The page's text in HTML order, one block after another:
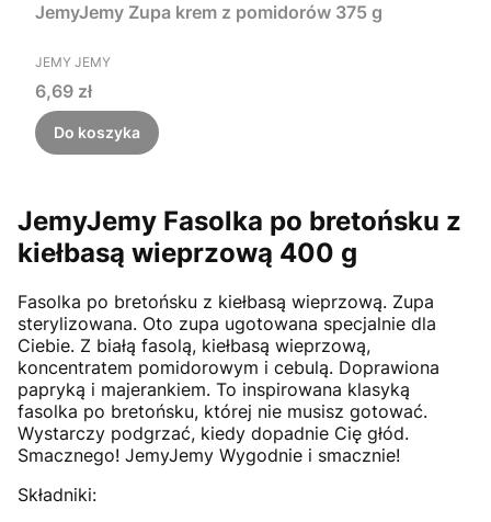
JemyJemy Zupa krem z pomidorów 375 g
PRODUCENT
JEMY JEMY
Cena
6,69 zł
Do koszyka
JemyJemy Fasolka po bretońsku z
kiełbasą wieprzową 400 g
Fasolka po bretońsku z kiełbasą wieprzową. Zupa
sterylizowana. Oto zupa ugotowana specjalnie dla
Ciebie. Z białą fasolą, kiełbasą wieprzową,
koncentratem pomidorowym i cebulą. Doprawiona
papryką i majerankiem. To inspirowana klasyką
fasolka po bretońsku, której nie musisz gotować.
Wystarczy podgrzać, kiedy dopadnie Cię głód.
Smacznego! JemyJemy Wygodnie i smacznie!
Składniki: